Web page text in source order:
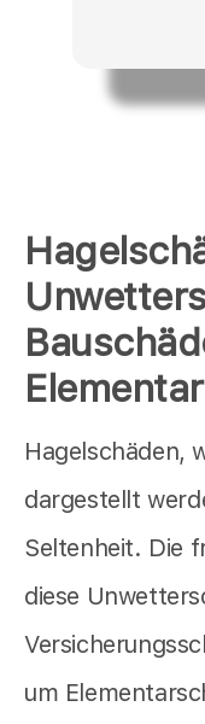
Hagelschäden,
dargestellt
Seltenheit. Die
diese
um